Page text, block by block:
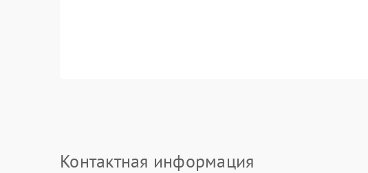
Контактная информация